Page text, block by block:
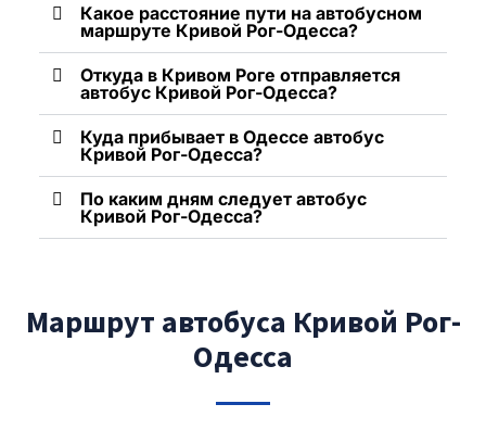
Какое расстояние пути на автобусном
маршруте Кривой Рог-Одесса?
Откуда в Кривом Роге отправляется
автобус Кривой Рог-Одесса?
Куда прибывает в Одессе автобус
Кривой Рог-Одесса?
По каким дням следует автобус
Кривой Рог-Одесса?
Маршрут автобуса Кривой Рог-
Одесса